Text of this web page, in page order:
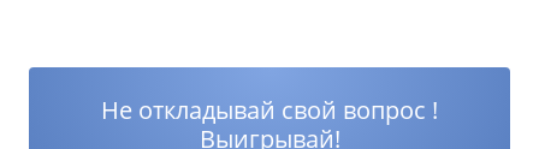
Не откладывай свой вопрос !
Выигрывай!